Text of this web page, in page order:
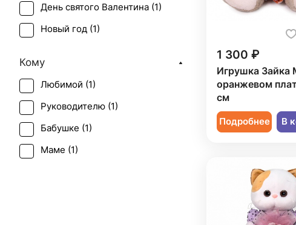
1 300 ₽
Игрушка Зайка
оранжевом
см
Подробнее В
День святого Валентина (1)
Новый год (1)
Кому
Любимой (1)
Руководителю (1)
Бабушке (1)
Маме (1)